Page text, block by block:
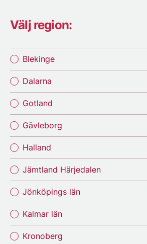
Välj region:
Blekinge
Dalarna
Gotland
Gävleborg
Halland
Jämtland Härjedalen
Jönköpings län
Kalmar län
Kronoberg